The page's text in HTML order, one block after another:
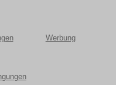
Werbung